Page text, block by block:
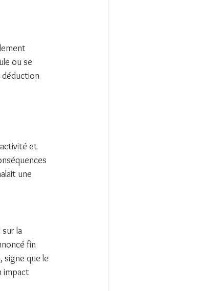
ou se
et
une
la
fin
signe que le
impact